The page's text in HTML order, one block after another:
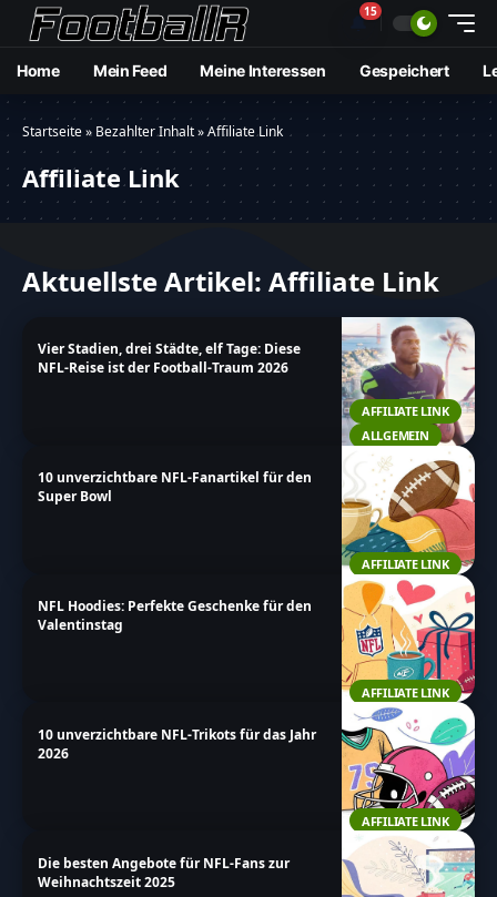
🔔15
Home Mein Feed Meine Interessen Gespeichert
Startseite» Bezahlter Inhalt»Affiliate Link
Affiliate Link
Aktuellste Artikel: Affiliate Link
AFFILIATE LINK
ALLGEMEIN
Vier Stadien, drei Städte, elf Tage: Diese
NFL-Reise ist der Football-Traum 2026
AFFILIATE LINK
10 unverzichtbare NFL-Fanartikel für den
Super Bowl
AFFILIATE LINK
NFL Hoodies: Perfekte Geschenke für den
Valentinstag
AFFILIATE LINK
10 unverzichtbare NFL-Trikots für das Jahr
2026
Die besten Angebote für NFL-Fans zur
Weihnachtszeit 2025